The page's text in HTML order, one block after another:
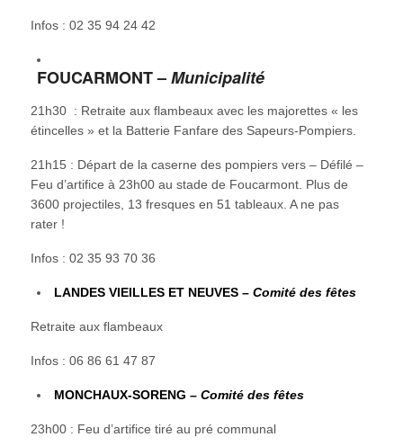
Infos : 02 35 94 24 42
FOUCARMONT –Municipalité
21h30 : Retraite aux flambeaux avec les majorettes « les
étincelles » et la Batterie Fanfare des Sapeurs-Pompiers.
21h15 : Départ de la caserne des pompiers vers – Défilé –
Feu d’artifice à 23h00 au stade de Foucarmont. Plus de
3600 projectiles, 13 fresques en 51 tableaux. A ne pas
rater !
Infos : 02 35 93 70 36
LANDES VIEILLES ET NEUVES – Comité des fêtes
Retraite aux flambeaux
Infos : 06 86 61 47 87
MONCHAUX-SORENG – Comité des fêtes
23h00 : Feu d’artifice tiré au pré communal